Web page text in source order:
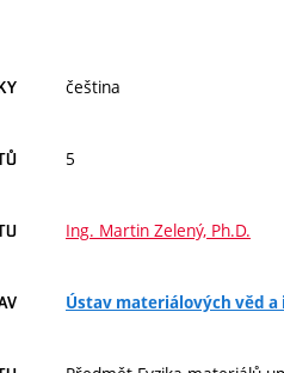
čeština
5
Ing. Martin Zelený, Ph.D.
Ústav materiálových věd